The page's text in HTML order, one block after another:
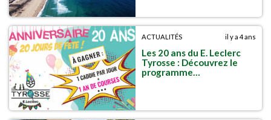
ACTUALITÉS il y a 4 ans
Les 20 ans du E. Leclerc
Tyrosse : Découvrez le
programme…